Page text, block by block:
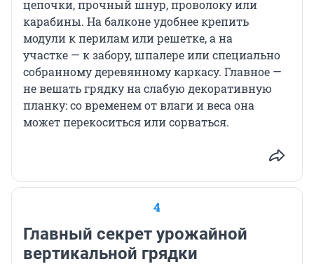
цепочки, прочный шнур, проволоку или
карабины. На балконе удобнее крепить
модули к перилам или решетке, а на
участке — к забору, шпалере или специально
собранному деревянному каркасу. Главное —
не вешать грядку на слабую декоративную
планку: со временем от влаги и веса она
может перекоситься или сорваться.
4
Главный секрет урожайной
вертикальной грядки